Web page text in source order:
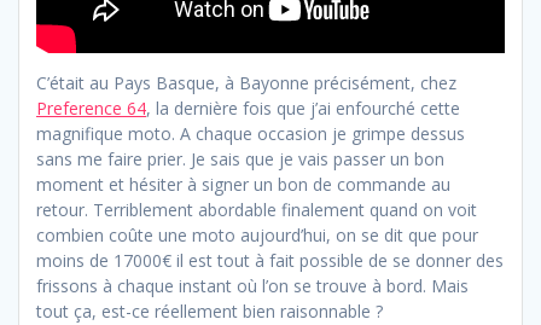
C’était au Pays Basque, à Bayonne précisément, chez
Preference 64, la dernière fois que j’ai enfourché cette
magnifique moto. A chaque occasion je grimpe dessus
sans me faire prier. Je sais que je vais passer un bon
moment et hésiter à signer un bon de commande au
retour. Terriblement abordable finalement quand on voit
combien coûte une moto aujourd’hui, on se dit que pour
moins de 17000€ il est tout à fait possible de se donner des
frissons à chaque instant où l’on se trouve à bord. Mais
tout ça, est-ce réellement bien raisonnable ?